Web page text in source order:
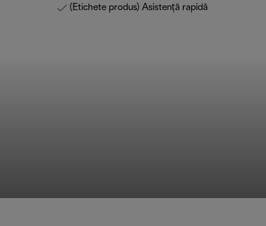
(Etichete produs) Asistență rapidă